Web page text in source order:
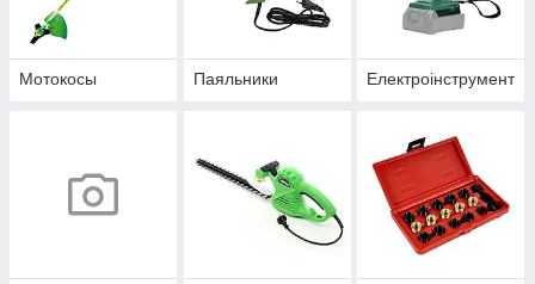
Мотокосы Паяльники Електроінструмент